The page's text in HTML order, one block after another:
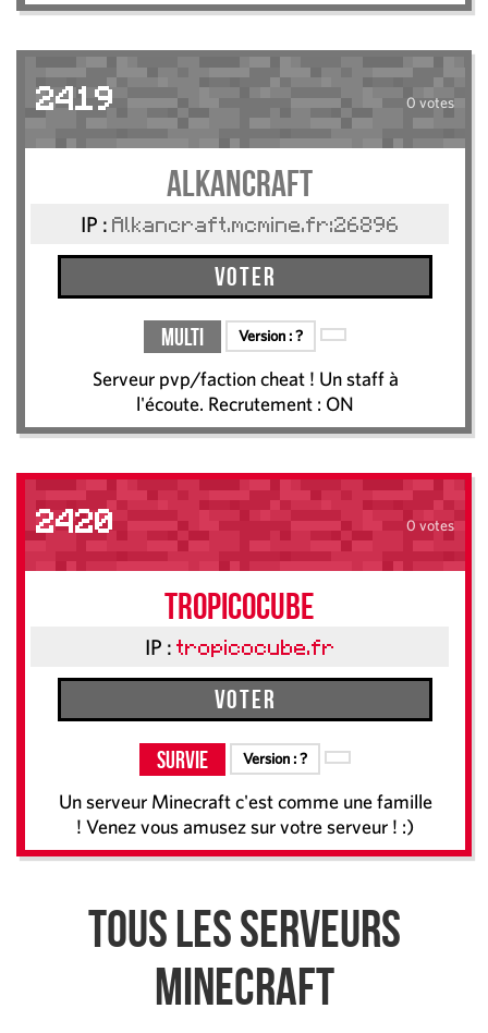
2419 0 votes
AlkanCraft
IP : Alkancraft.mcmine.fr:26896
Voter
Multi Version :?
Serveur pvp/faction cheat ! Un staff à
l'écoute. Recrutement : ON
2420 0 votes
Tropicocube
IP : tropicocube.fr
Voter
Survie Version :?
Un serveur Minecraft c'est comme une famille
! Venez vous amusez sur votre serveur ! :)
Tous les serveurs
Minecraft